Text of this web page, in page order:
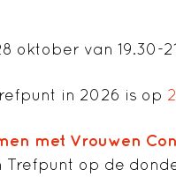
oktober van 19.30-
in 2026 is op
met Vrouwen
Trefpunt op de